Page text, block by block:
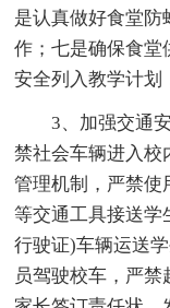
是认真做好食堂防
作；七是确保食堂
安全列入教学计划
3、加强交通
禁社会车辆进入校
管理机制，严禁使
等交通工具接送学
行驶证)车辆运送
员驾驶校车，严